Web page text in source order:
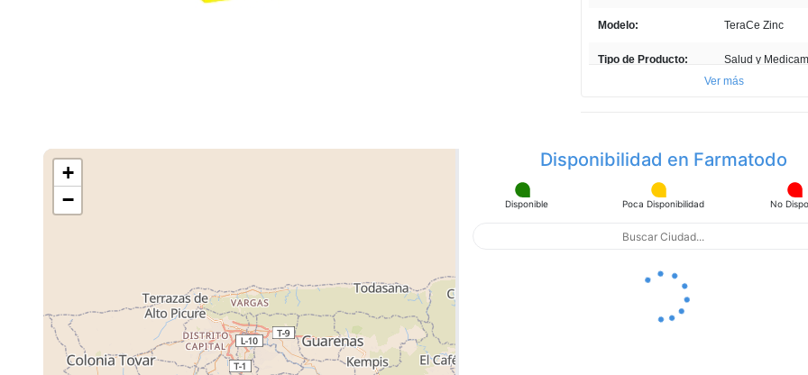
página.
Modelo: TeraCe Zinc
Tipo de Producto: Salud y
País de Producción: Venezuela
Presentación del
Ver más
+
−
Cargando Mapa con
Tiendas ...
Disponibilidad en Farmatodo
Disponible Poca Disponibilidad No